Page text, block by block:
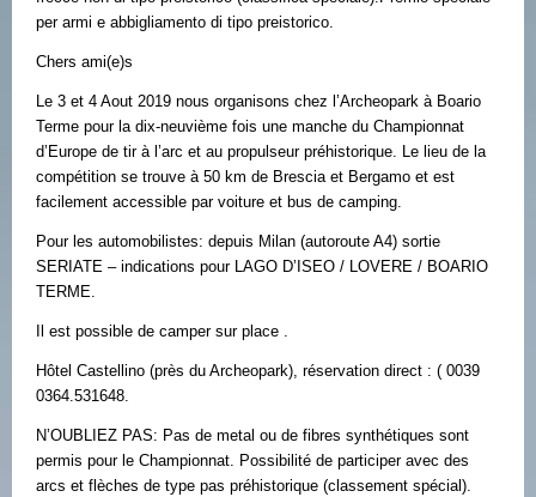
per armi e abbigliamento di tipo preistorico.
Chers ami(e)s
Le 3 et 4 Aout 2019 nous organisons chez l’Archeopark à Boario
Terme pour la dix-neuvième fois une manche du Championnat
d’Europe de tir à l’arc et au propulseur préhistorique. Le lieu de la
compétition se trouve à 50 km de Brescia et Bergamo et est
facilement accessible par voiture et bus de camping.
Pour les automobilistes: depuis Milan (autoroute A4) sortie
SERIATE – indications pour LAGO D’ISEO / LOVERE / BOARIO
TERME.
Il est possible de camper sur place .
Hôtel Castellino (près du Archeopark), réservation direct : ( 0039
0364.531648.
N’OUBLIEZ PAS: Pas de metal ou de fibres synthétiques sont
permis pour le Championnat. Possibilité de participer avec des
arcs et flèches de type pas préhistorique (classement spécial).